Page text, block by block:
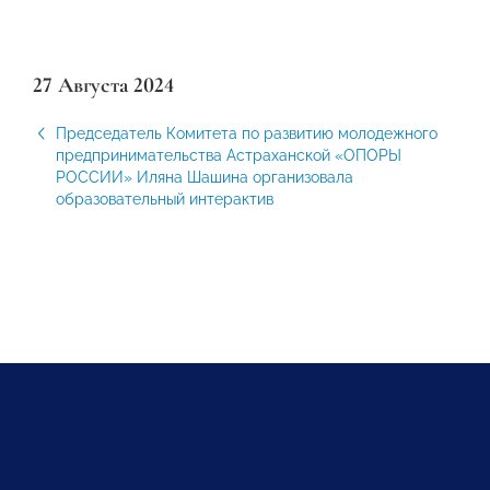
27 Августа 2024
Председатель Комитета по развитию молодежного
предпринимательства Астраханской «ОПОРЫ
РОССИИ» Иляна Шашина организовала
образовательный интерактив